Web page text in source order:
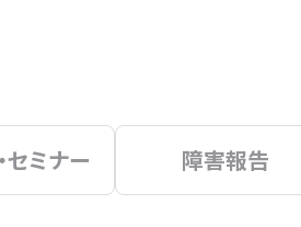
セミナー 障害報告